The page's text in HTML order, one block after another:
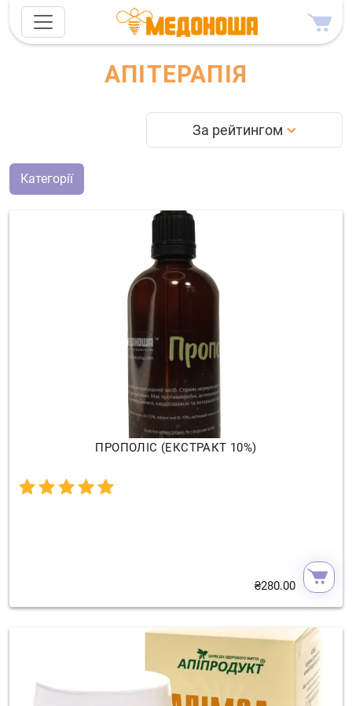
АПІТЕРАПІЯ
За рейтингом
Категорії
ПРОПОЛІС (ЕКСТРАКТ 10%)
₴280.00